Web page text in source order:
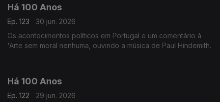
Há 100 Anos
Ep. 123
30 jun. 2026
Os acontecimentos políticos em Portugal e um comentário á
'Arte sem moral nenhuma, ouvindo a música de Paul Hindemith.
Há 100 Anos
Ep. 122
29 jun. 2026